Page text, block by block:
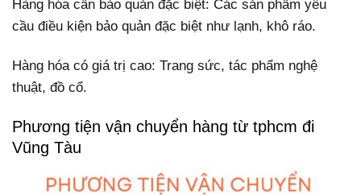
Hàng hóa cần bảo quản đặc biệt: Các sản phẩm yêu
cầu điều kiện bảo quản đặc biệt như lạnh, khô ráo.
Hàng hóa có giá trị cao: Trang sức, tác phẩm nghệ
thuật, đồ cổ.
Phương tiện vận chuyển hàng từ tphcm đi
Vũng Tàu